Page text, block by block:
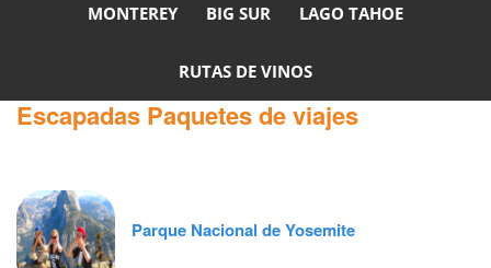
MONTEREY BIG SUR LAGO TAHOE
RUTAS DE VINOS
Escapadas Paquetes de viajes
Parque Nacional de Yosemite